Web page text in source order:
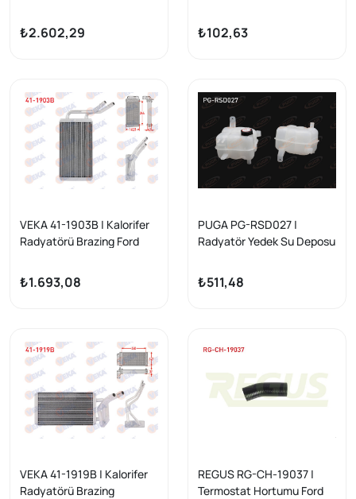
2006
₺2.602,29
Mondeo
₺102,63
VEKA 41-1903B | Kalorifer
Radyatörü Brazing Ford
2000-2006
₺1.693,08
PUGA PG-RSD027 |
Radyatör Yedek Su Deposu
2000-2006
₺511,48
VEKA 41-1919B | Kalorifer
Radyatörü Brazing
REGUS RG-CH-19037 |
Termostat Hortumu Ford